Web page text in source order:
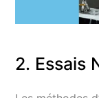
2. Essais